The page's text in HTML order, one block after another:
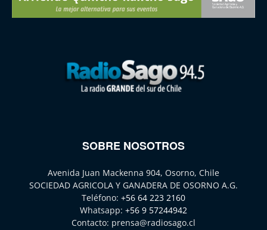
SOBRE NOSOTROS
Avenida Juan Mackenna 904, Osorno, Chile
SOCIEDAD AGRICOLA Y GANADERA DE OSORNO A.G.
Teléfono: +56 64 223 2160
Whatsapp: +56 9 57244942
Contacto: prensa@radiosago.cl